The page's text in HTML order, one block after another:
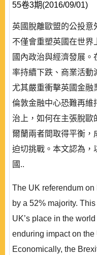
55卷3期(2016/09/01)
英國脫離歐盟的公投意
不僅會重塑英國在世界
國內政治與經濟發展
率持續下跌、商業活動
尤其嚴重衝擊英國金融
倫敦金融中心恐難再維
治上，如何在主張脫歐
爾蘭兩者間取得平衡，
迫切挑戰。本文認為，
國..
The UK referendum
by a 52% majority.
UK’s place in the
enduring impact on
Economically, the